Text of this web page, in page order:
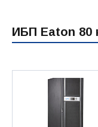
ИБП Eaton 80